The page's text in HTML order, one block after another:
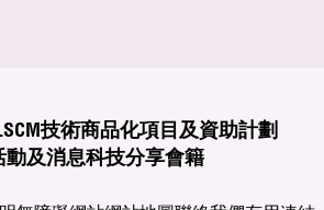
技術商品化項目及資助計劃
動及消息科技分享會籍